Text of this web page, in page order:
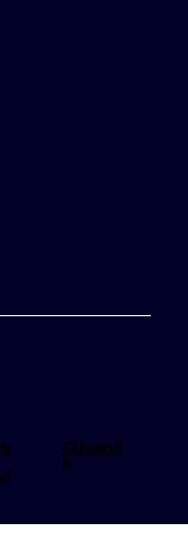
Güvenli
k